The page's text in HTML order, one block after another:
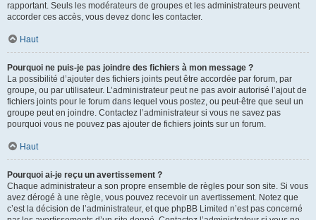
rapportant. Seuls les modérateurs de groupes et les administrateurs peuvent
accorder ces accès, vous devez donc les contacter.
Haut
Pourquoi ne puis-je pas joindre des fichiers à mon message ?
La possibilité d’ajouter des fichiers joints peut être accordée par forum, par
groupe, ou par utilisateur. L’administrateur peut ne pas avoir autorisé l’ajout de
fichiers joints pour le forum dans lequel vous postez, ou peut-être que seul un
groupe peut en joindre. Contactez l’administrateur si vous ne savez pas
pourquoi vous ne pouvez pas ajouter de fichiers joints sur un forum.
Haut
Pourquoi ai-je reçu un avertissement ?
Chaque administrateur a son propre ensemble de règles pour son site. Si vous
avez dérogé à une règle, vous pouvez recevoir un avertissement. Notez que
c’est la décision de l’administrateur, et que phpBB Limited n’est pas concerné